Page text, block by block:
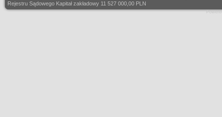
Rejestru Sądowego Kapitał zakładowy 11 527 000,00 PLN